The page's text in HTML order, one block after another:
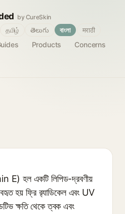
by CureSkin
Products
Concerns
தமிழ் తెలుగు বাংলা मराठी
হল একটি লিপিড-দ্রবণীয়
হয় ফ্রি র‍্যাডিকেল এবং UV
ক্ষতি থেকে ত্বক এবং